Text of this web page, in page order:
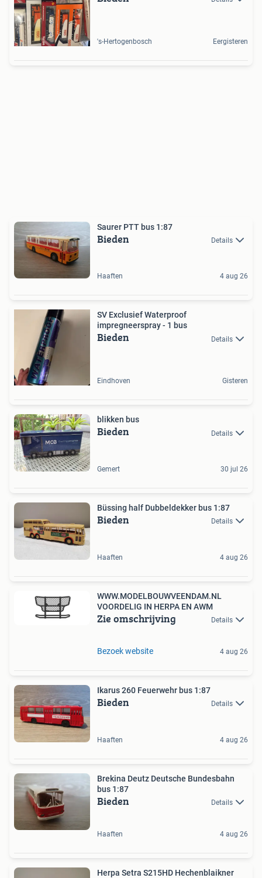
's-Hertogenbosch Eergisteren
Saurer PTT bus 1:87
Bieden Details
Haaften 4 aug 26
SV Exclusief Waterproof
impregneerspray - 1 bus
Bieden Details
Eindhoven Gisteren
blikken bus
Bieden Details
Gemert 30 jul 26
Büssing half Dubbeldekker bus 1:87
Bieden Details
Haaften 4 aug 26
WWW.MODELBOUWVEENDAM.NL
VOORDELIG IN HERPA EN AWM
Zie omschrijving Details
Bezoek website 4 aug 26
Ikarus 260 Feuerwehr bus 1:87
Bieden Details
Haaften 4 aug 26
Brekina Deutz Deutsche Bundesbahn
bus 1:87
Bieden Details
Haaften 4 aug 26
Herpa Setra S215HD Hechenblaikner